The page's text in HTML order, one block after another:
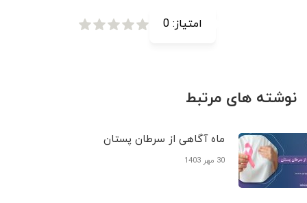
امتیاز: 0
نوشته های مرتبط
ماه آگاهی از سرطان پستان
30 مهر 1403